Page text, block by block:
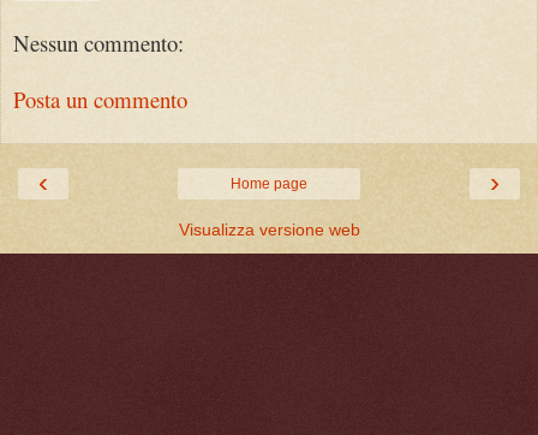
Nessun commento:
Posta un commento
‹ ›
Home page
Visualizza versione web